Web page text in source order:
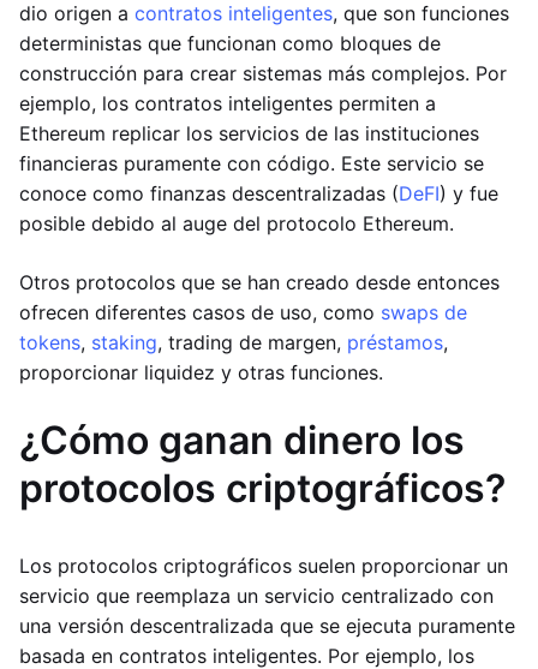
dio origen a contratos inteligentes, que son funciones
deterministas que funcionan como bloques de
construcción para crear sistemas más complejos. Por
ejemplo, los contratos inteligentes permiten a
Ethereum replicar los servicios de las instituciones
financieras puramente con código. Este servicio se
conoce como finanzas descentralizadas (DeFI) y fue
posible debido al auge del protocolo Ethereum.
Otros protocolos que se han creado desde entonces
ofrecen diferentes casos de uso, como swaps de
tokens, staking, trading de margen, préstamos,
proporcionar liquidez y otras funciones.
¿Cómo ganan dinero los
protocolos criptográficos?
Los protocolos criptográficos suelen proporcionar un
servicio que reemplaza un servicio centralizado con
una versión descentralizada que se ejecuta puramente
basada en contratos inteligentes. Por ejemplo, los